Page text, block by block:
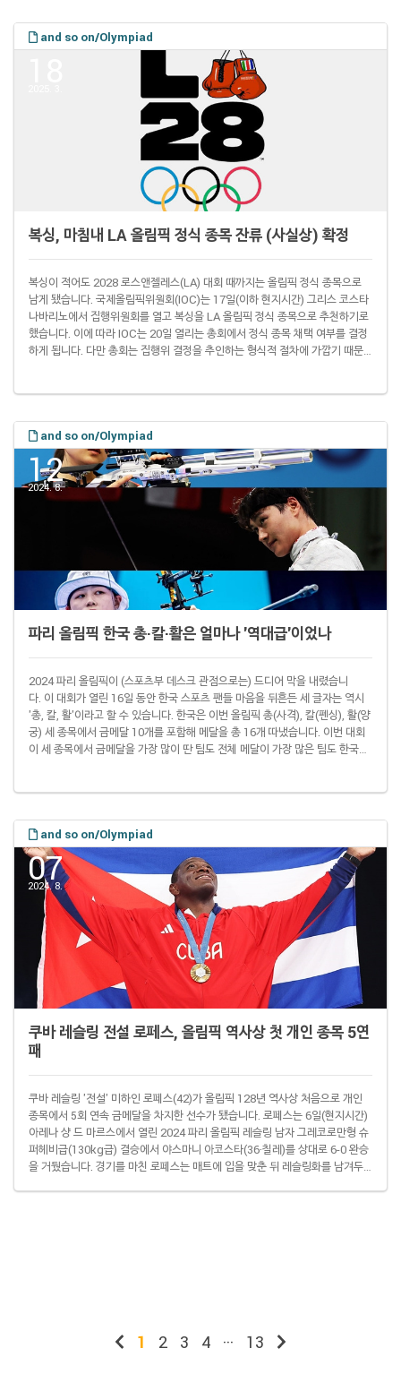
장 투표 결과 직책 득표 커스티 코번트리 IOC 집행위원 49 후안 안토니오 사마
란치 주니어 IOC 부위원장 28 서배스천 코 세계육상연맹(WA) 회장 ..
and so on/Olympiad
복싱, 마침내 LA 올림픽 정식 종목 잔류 (사실상) 확정
복싱이 적어도 2028 로스앤젤레스(LA) 대회 때까지는 올림픽 정식 종목으로
남게 됐습니다. 국제올림픽위원회(IOC)는 17일(이하 현지시간) 그리스 코스타
나바리노에서 집행위원회를 열고 복싱을 LA 올림픽 정식 종목으로 추천하기로
했습니다. 이에 따라 IOC는 20일 열리는 총회에서 정식 종목 채택 여부를 결정
하게 됩니다. 다만 총회는 집행위 결정을 추인하는 형식적 절차에 가깝기 때문
일 LA 올림픽 기초 종목에서 근대5종, 역도와 함께 복싱을 빼기로 했습니다. ..
and so on/Olympiad
12
2024. 8.
파리 올림픽 한국 총·칼·활은 얼마나 '역대급'이었나
2024 파리 올림픽이 (스포츠부 데스크 관점으로는) 드디어 막을 내렸습니
다. 이 대회가 열린 16일 동안 한국 스포츠 팬들 마음을 뒤흔든 세 글자는 역시
'총, 칼, 활'이라고 할 수 있습니다. 한국은 이번 올림픽 총(사격), 칼(펜싱), 활(양
궁) 세 종목에서 금메달 10개를 포함해 메달을 총 16개 따냈습니다. 이번 대회
이 세 종목에서 금메달을 가장 많이 딴 팀도 전체 메달이 가장 많은 팀도 한국입
정식 종목이 된 건 1972 뮌헨..
and so on/Olympiad
07
2024. 8.
쿠바 레슬링 전설 로페스, 올림픽 역사상 첫 개인 종목 5연
패
쿠바 레슬링 '전설' 미하인 로페스(42)가 올림픽 128년 역사상 처음으로 개인
종목에서 5회 연속 금메달을 차지한 선수가 됐습니다. 로페스는 6일(현지시간)
아레나 샹 드 마르스에서 열린 2024 파리 올림픽 레슬링 남자 그레코로만형 슈
퍼헤비급(130kg급) 결승에서 야스마니 아코스타(36·칠레)를 상대로 6-0 완승
을 거뒀습니다. 경기를 마친 로페스는 매트에 입을 맞춘 뒤 레슬링화를 남겨두
1 2 3 4 ··· 13